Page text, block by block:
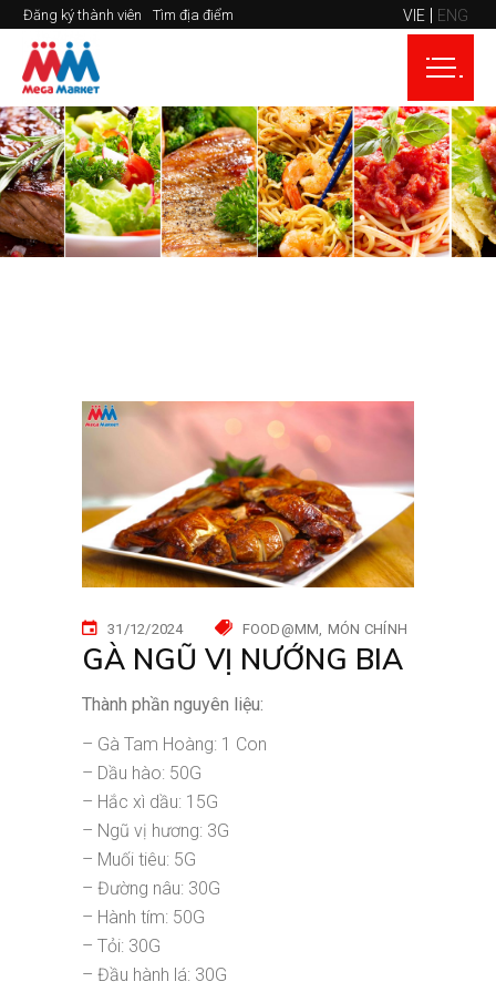
Đăng ký thành viên Tìm địa điểm VIE ENG
31/12/2024 FOOD@MM MÓN CHÍNH
GÀ NGŨ VỊ NƯỚNG BIA
Thành phần nguyên liệu:
– Gà Tam Hoàng: 1 Con
– Dầu hào: 50G
– Hắc xì dầu: 15G
– Ngũ vị hương: 3G
– Muối tiêu: 5G
– Đường nâu: 30G
– Hành tím: 50G
– Tỏi: 30G
– Đầu hành lá: 30G